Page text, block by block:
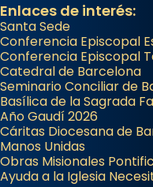
Enlaces de interés:
Santa Sede
Conferencia Episcopal
Conferencia Episcopal
Catedral de Barcelona
Seminario Conciliar de
Basílica de la Sagrada
Año Gaudí 2026
Cáritas Diocesana de
Manos Unidas
Obras Misionales
Ayuda a la Iglesia